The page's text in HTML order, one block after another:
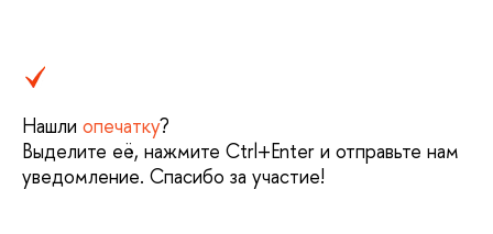
Нашли опечатку?
Выделите её, нажмите Ctrl+Enter и отправьте нам
уведомление. Спасибо за участие!